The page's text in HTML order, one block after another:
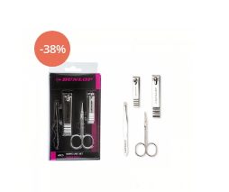
Profesional
Odorizant Camera Ambi Pur
Rezerva Odorizant Camera
Rezerva Odorizant Camera Glade
Rezerva Odorizant Camera Air Wick
Ingrijire Bebelusi
-38%